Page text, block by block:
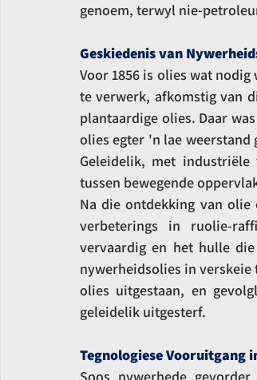
genoem, terwyl nie-
Geskiedenis van
Voor 1856 is olies wat
te verwerk, afkomstig van
plantaardige olies. Daar
olies egter 'n lae
Geleidelik, met
tussen bewegende
Na die ontdekking van
verbeterings in ruolie-
vervaardig en het hulle
nywerheidsolies in
olies uitgestaan, en
geleidelik uitgesterf.
Tegnologiese Vooruitgang